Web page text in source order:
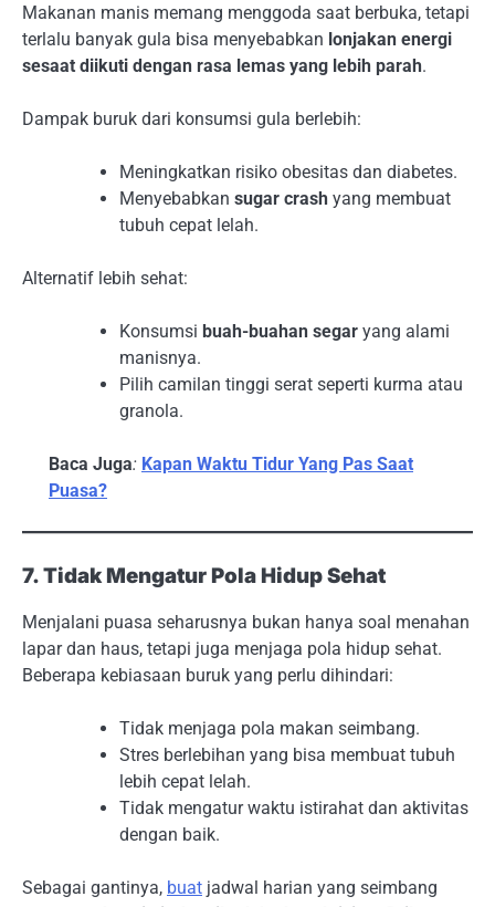
Makanan manis memang menggoda saat berbuka, tetapi
terlalu banyak gula bisa menyebabkan lonjakan energi
sesaat diikuti dengan rasa lemas yang lebih parah.
Dampak buruk dari konsumsi gula berlebih:
Meningkatkan risiko obesitas dan diabetes.
Menyebabkan sugar crash yang membuat
tubuh cepat lelah.
Alternatif lebih sehat:
Konsumsi buah-buahan segar yang alami
manisnya.
Pilih camilan tinggi serat seperti kurma atau
granola.
Baca Juga: Kapan Waktu Tidur Yang Pas Saat
Puasa?
7. Tidak Mengatur Pola Hidup Sehat
Menjalani puasa seharusnya bukan hanya soal menahan
lapar dan haus, tetapi juga menjaga pola hidup sehat.
Beberapa kebiasaan buruk yang perlu dihindari:
Tidak menjaga pola makan seimbang.
Stres berlebihan yang bisa membuat tubuh
lebih cepat lelah.
Tidak mengatur waktu istirahat dan aktivitas
dengan baik.
Sebagai gantinya, buat jadwal harian yang seimbang